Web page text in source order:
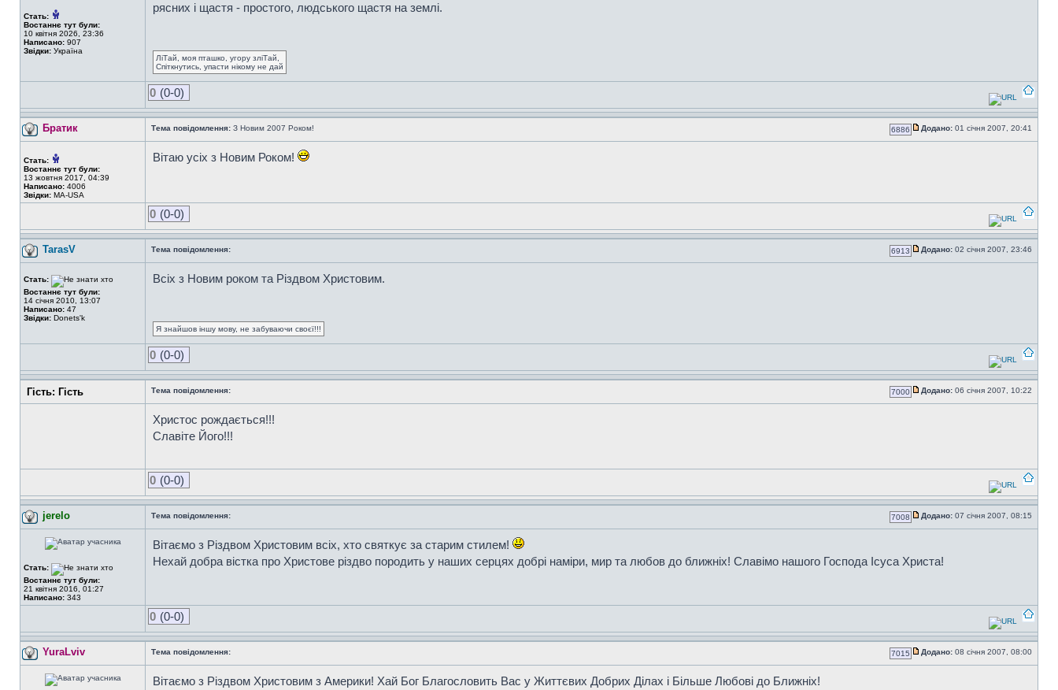
Стать:
Востаннє тут були:
10 квітня 2026, 23:36
Написано: 907
Звідки: Україна
рясних і щастя - простого, людського щастя на землі.
ЛіТай, моя пташко, угору зліТай,
Спіткнутись, упасти нікому не дай
0 (0-0)
Братик Тема повідомлення: З Новим 2007 Роком! 6886 Додано: 01 січня 2007, 20:41
Стать:
Востаннє тут були:
13 жовтня 2017, 04:39
Написано: 4006
Звідки: MA-USA
Вітаю усіх з Новим Роком!
0 (0-0)
TarasV Тема повідомлення: 6913 Додано: 02 січня 2007, 23:46
Стать:
Востаннє тут були:
14 січня 2010, 13:07
Написано: 47
Звідки: Donets'k
Всіх з Новим роком та Різдвом Христовим.
Я знайшов іншу мову, не забуваючи своєї!!!
0 (0-0)
Гість: Гість Тема повідомлення: 7000 Додано: 06 січня 2007, 10:22
Христос рождається!!!
Славіте Його!!!
0 (0-0)
jerelo Тема повідомлення: 7008 Додано: 07 січня 2007, 08:15
Стать:
Востаннє тут були:
21 квітня 2016, 01:27
Написано: 343
Вітаємо з Різдвом Христовим всіх, хто святкує за старим стилем!
Нехай добра вістка про Христове різдво породить у наших серцях добрі наміри, мир та любов до ближніх! Славімо нашого Господа Ісуса Христа!
0 (0-0)
YuraLviv Тема повідомлення: 7015 Додано: 08 січня 2007, 08:00
Вітаємо з Різдвом Христовим з Америки! Хай Бог Благословить Вас у Життєвих Добрих Ділах і Більше Любові до Ближніх!